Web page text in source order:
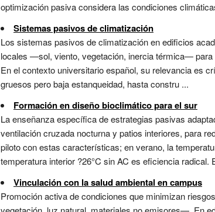
optimización pasiva considera las condiciones
Sistemas pasivos de climatización
Los sistemas pasivos de climatización en edificios
locales —sol, viento, vegetación, inercia térmica— para
En el contexto universitario español, su relevancia es
gruesos pero baja estanqueidad, hasta constru ...
Formación en diseño bioclimático para el sur
La enseñanza específica de estrategias pasivas
ventilación cruzada nocturna y patios interiores, para
piloto con estas características; en verano, la
temperatura interior ?26°C sin AC es eficiencia radical.
Vinculación con la salud ambiental en campus
Promoción activa de condiciones que minimizan